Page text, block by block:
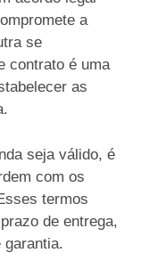
a
se
contrato é uma
as
seja válido, é
com os
termos
de entrega,
garantia.